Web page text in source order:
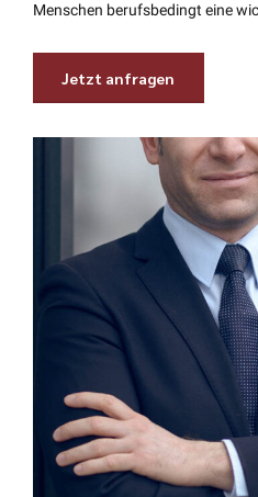
Menschen berufsbedingt eine
Jetzt anfragen